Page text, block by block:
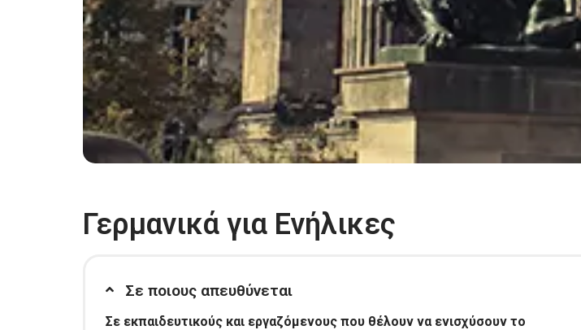
Γερμανικά για Ενήλικες
Σε ποιους απευθύνεται
Σε εκπαιδευτικούς και εργαζόμενους που θέλουν να ενισχύσουν το